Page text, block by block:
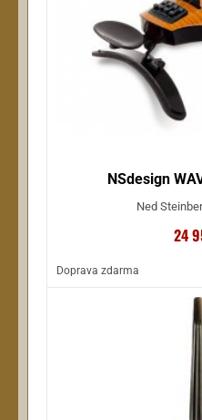
NSdesign
Ned
24
Doprava zdarma